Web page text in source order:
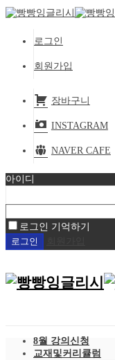
로그인
회원가입
장바구니
INSTAGRAM
NAVER CAFE
아이디
로그인 기억하기
8월 강의신청
교재및커리큘럼